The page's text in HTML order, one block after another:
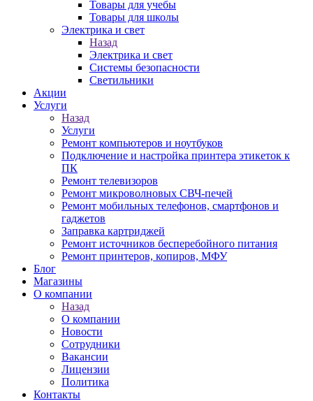
Товары для учебы
Товары для школы
Электрика и свет
Назад
Электрика и свет
Системы безопасности
Светильники
Акции
Услуги
Назад
Услуги
Ремонт компьютеров и ноутбуков
Подключение и настройка принтера этикеток к
ПК
Ремонт телевизоров
Ремонт микроволновых СВЧ-печей
Ремонт мобильных телефонов, смартфонов и
гаджетов
Заправка картриджей
Ремонт источников бесперебойного питания
Ремонт принтеров, копиров, МФУ
Блог
Магазины
О компании
Назад
О компании
Новости
Сотрудники
Вакансии
Лицензии
Политика
Контакты